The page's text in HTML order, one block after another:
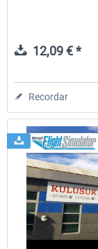
12,09 € *
Recordar